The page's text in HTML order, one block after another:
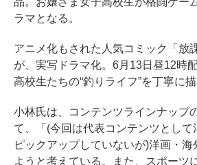
ラマとなる。
アニメ化もされた人気コミック「放
が、実写ドラマ化。6月13日昼12時
高校生たちの“釣りライフ”を丁寧に描
小林氏は、コンテンツラインナップ
て、「(今回は代表コンテンツとして
ピックアップしていないが)洋画・
ようと考えている。また、スポーツ